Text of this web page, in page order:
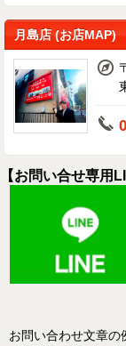
月島店 (お店MAP)
【お問い合せ専用
お問い合わせ文章